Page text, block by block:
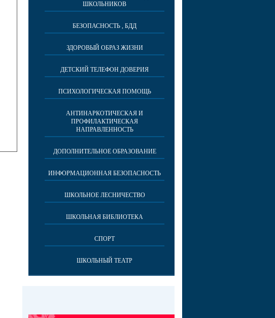
ШКОЛЬНИКОВ
БЕЗОПАСНОСТЬ , БДД
ЗДОРОВЫЙ ОБРАЗ ЖИЗНИ
ДЕТСКИЙ ТЕЛЕФОН ДОВЕРИЯ
ПСИХОЛОГИЧЕСКАЯ ПОМОЩЬ
АНТИНАРКОТИЧЕСКАЯ И
ПРОФИЛАКТИЧЕСКАЯ
НАПРАВЛЕННОСТЬ
ДОПОЛНИТЕЛЬНОЕ ОБРАЗОВАНИЕ
ИНФОРМАЦИОННАЯ БЕЗОПАСНОСТЬ
ШКОЛЬНОЕ ЛЕСНИЧЕСТВО
ШКОЛЬНАЯ БИБЛИОТЕКА
СПОРТ
ШКОЛЬНЫЙ ТЕАТР